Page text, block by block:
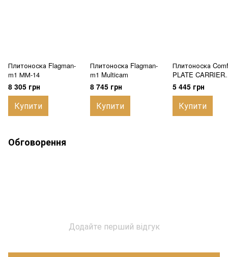
Плитоноска Flagman-
m1 ММ-14
8 305 грн
Купити
Плитоноска Flagman-
m1 Multicam
8 745 грн
Купити
Плитоноска
PLATE CARRIER
MМ-14 Full
5 445 грн
Купити
Обговорення
Додайте перший відгук